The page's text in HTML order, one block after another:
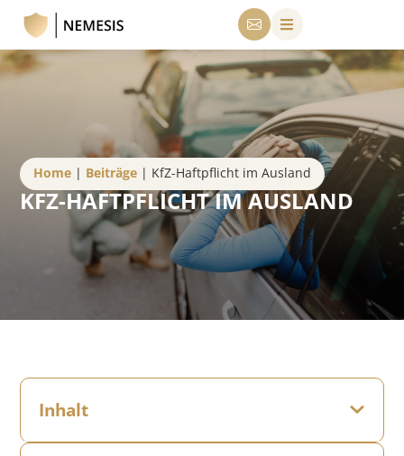
Home | Beiträge | KfZ-Haftpflicht im Ausland
KFZ-HAFTPFLICHT IM AUSLAND
Inhalt